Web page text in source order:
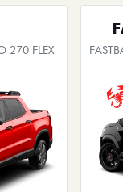
270 FLEX